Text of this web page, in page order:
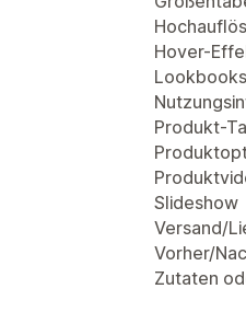
Hover-
Lookbooks
Produkt-
Slideshow
Versand/
Vorher/
Zutaten